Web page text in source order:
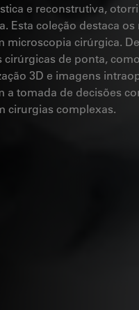
e reconstrutiva,
Esta coleção destaca os
microscopia cirúrgica.
cirúrgicas de ponta,
3D e imagens
a tomada de decisões
cirurgias complexas.